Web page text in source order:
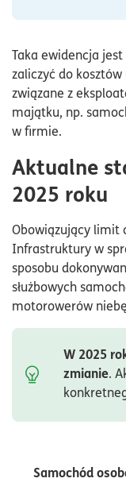
Taka ewidencja
zaliczyć do
związane z
majątku, np.
w firmie.
Aktualne
2025 roku
Obowiązujący limit
Infrastruktury w
sposobu
służbowych
motorowerów
W 2025
zmianie.
Samochód